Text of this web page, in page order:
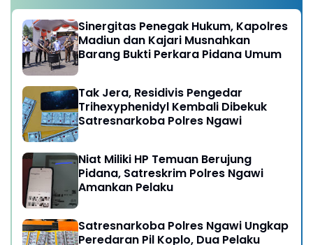
Sinergitas Penegak Hukum, Kapolres
Madiun dan Kajari Musnahkan
Barang Bukti Perkara Pidana Umum
Tak Jera, Residivis Pengedar
Trihexyphenidyl Kembali Dibekuk
Satresnarkoba Polres Ngawi
Niat Miliki HP Temuan Berujung
Pidana, Satreskrim Polres Ngawi
Amankan Pelaku
Satresnarkoba Polres Ngawi Ungkap
Peredaran Pil Koplo, Dua Pelaku